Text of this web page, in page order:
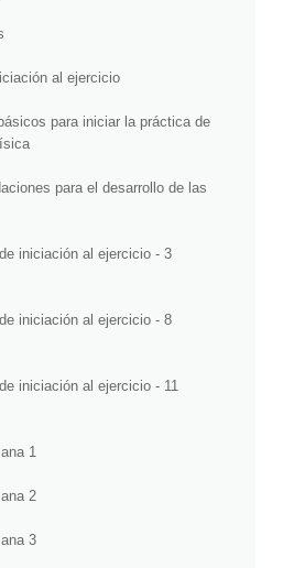
al ejercicio
para iniciar la práctica de
para el desarrollo de las
iniciación al ejercicio - 3
iniciación al ejercicio - 8
iniciación al ejercicio - 11
1
2
3